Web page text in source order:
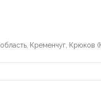
Кременчуг, Крюков